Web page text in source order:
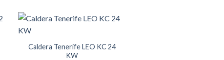
Caldera Tenerife LEO KC 24
KW